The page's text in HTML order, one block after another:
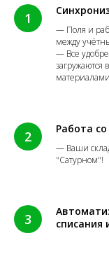
— Поля и
между
— Все
загружаются
Работа
— Ваши
"Сатурном"!
списания